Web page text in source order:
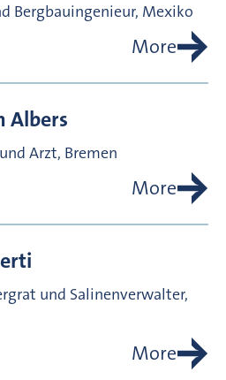
Bergbauingenieur, Mexiko
More
Albers
Arzt, Bremen
More
und Salinenverwalter,
More